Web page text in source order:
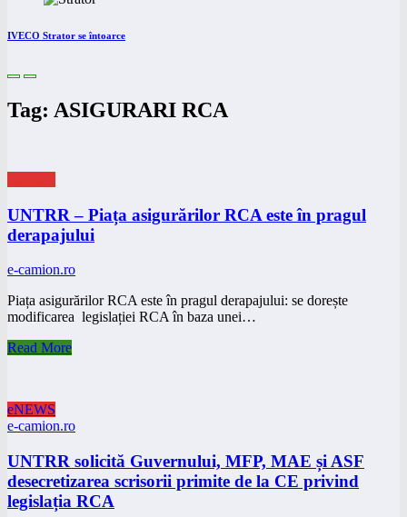
IVECO Strator se întoarce
Tag: ASIGURARI RCA
UNTRR – Piața asigurărilor RCA este în pragul
derapajului
e-camion.ro
Piața asigurărilor RCA este în pragul derapajului: se dorește
modificarea legislației RCA în baza unei…
Read More
eNEWS
e-camion.ro
UNTRR solicită Guvernului, MFP, MAE și ASF
desecretizarea scrisorii primite de la CE privind
legislația RCA